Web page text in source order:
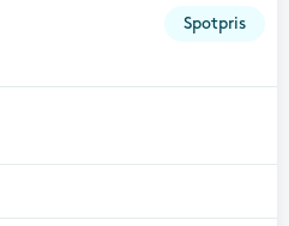
Spotpris